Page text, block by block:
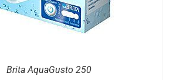
Brita AquaGusto 250